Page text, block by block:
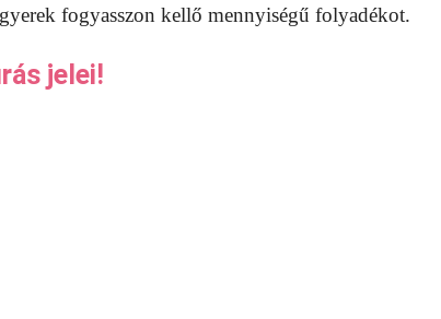
fogyasszon kellő mennyiségű folyadékot.
jelei!